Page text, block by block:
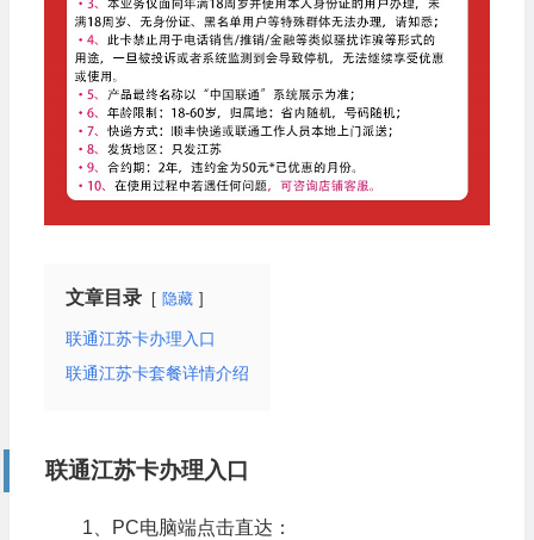
文章目录 隐藏
联通江苏卡办理入口
联通江苏卡套餐详情介绍
联通江苏卡办理入口
1、PC电脑端点击直达：